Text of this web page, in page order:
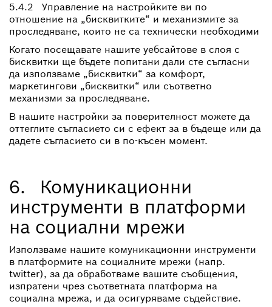
5.4.2 Управление на настройките ви по
отношение на „бисквитките“ и механизмите за
проследяване, които не са технически необходими
Когато посещавате нашите уебсайтове в слоя с
бисквитки ще бъдете попитани дали сте съгласни
да използваме „бисквитки“ за комфорт,
маркетингови „бисквитки“ или съответно
механизми за проследяване.
В нашите настройки за поверителност можете да
оттеглите съгласието си с ефект за в бъдеще или да
дадете съгласието си в по-късен момент.
6. Комуникационни
инструменти в платформи
на социални мрежи
Използваме нашите комуникационни инструменти
в платформите на социалните мрежи (напр.
twitter), за да обработваме вашите съобщения,
изпратени чрез съответната платформа на
социална мрежа, и да осигуряваме съдействие.